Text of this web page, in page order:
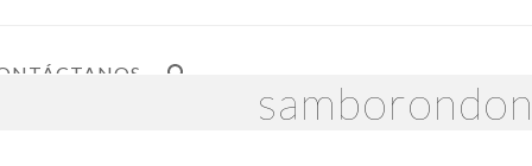
samborondon